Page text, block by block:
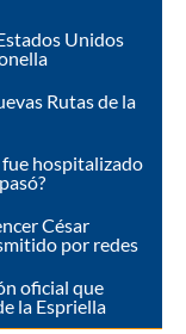
Unidos
Rutas de la
hospitalizado
César
por redes
oficial que
la Espriella